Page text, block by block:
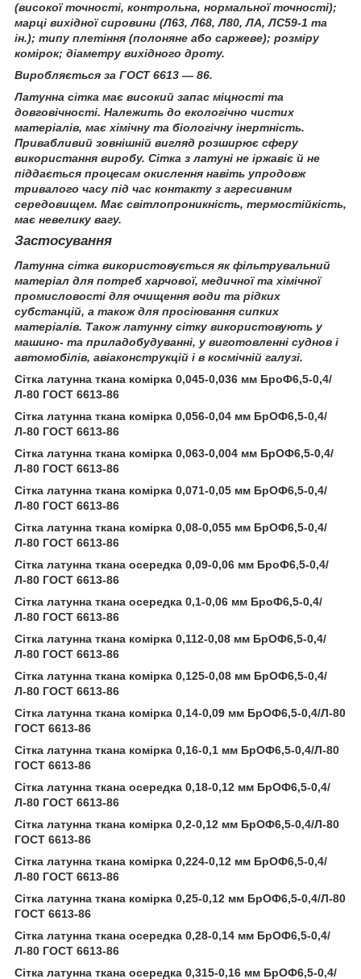
(високої точності, контрольна, нормальної точності);
марці вихідної сировини (Л63, Л68, Л80, ЛА, ЛС59-1 та
ін.); типу плетіння (полоняне або саржеве); розміру
комірок; діаметру вихідного дроту.
Виробляється за ГОСТ 6613 — 86.
Латунна сітка має високий запас міцності та
довговічності. Належить до екологічно чистих
матеріалів, має хімічну та біологічну інертність.
Привабливий зовнішній вигляд розширює сферу
використання виробу. Сітка з латуні не іржавіє й не
піддається процесам окислення навіть упродовж
тривалого часу під час контакту з агресивним
середовищем. Має світлопроникність, термостійкість,
має невелику вагу.
Застосування
Латунна сітка використовується як фільтрувальний
матеріал для потреб харчової, медичної та хімічної
промисловості для очищення води та рідких
субстанцій, а також для просіювання сипких
матеріалів. Також латунну сітку використовують у
машино- та приладобудуванні, у виготовленні суднов і
автомобілів, авіаконструкцій і в космічній галузі.
Сітка латунна ткана комірка 0,045-0,036 мм БроФ6,5-0,4/
Л-80 ГОСТ 6613-86
Сітка латунна ткана комірка 0,056-0,04 мм БрОФ6,5-0,4/
Л-80 ГОСТ 6613-86
Сітка латунна ткана комірка 0,063-0,004 мм БрОФ6,5-0,4/
Л-80 ГОСТ 6613-86
Сітка латунна ткана комірка 0,071-0,05 мм БрОФ6,5-0,4/
Л-80 ГОСТ 6613-86
Сітка латунна ткана комірка 0,08-0,055 мм БрОФ6,5-0,4/
Л-80 ГОСТ 6613-86
Сітка латунна ткана осередка 0,09-0,06 мм БроФ6,5-0,4/
Л-80 ГОСТ 6613-86
Сітка латунна ткана осередка 0,1-0,06 мм БроФ6,5-0,4/
Л-80 ГОСТ 6613-86
Сітка латунна ткана комірка 0,112-0,08 мм БрОФ6,5-0,4/
Л-80 ГОСТ 6613-86
Сітка латунна ткана комірка 0,125-0,08 мм БрОФ6,5-0,4/
Л-80 ГОСТ 6613-86
Сітка латунна ткана комірка 0,14-0,09 мм БрОФ6,5-0,4/Л-80
ГОСТ 6613-86
Сітка латунна ткана комірка 0,16-0,1 мм БрОФ6,5-0,4/Л-80
ГОСТ 6613-86
Сітка латунна ткана осередка 0,18-0,12 мм БрОФ6,5-0,4/
Л-80 ГОСТ 6613-86
Сітка латунна ткана комірка 0,2-0,12 мм БрОФ6,5-0,4/Л-80
ГОСТ 6613-86
Сітка латунна ткана комірка 0,224-0,12 мм БрОФ6,5-0,4/
Л-80 ГОСТ 6613-86
Сітка латунна ткана комірка 0,25-0,12 мм БрОФ6,5-0,4/Л-80
ГОСТ 6613-86
Сітка латунна ткана осередка 0,28-0,14 мм БрОФ6,5-0,4/
Л-80 ГОСТ 6613-86
Сітка латунна ткана осередка 0,315-0,16 мм БрОФ6,5-0,4/